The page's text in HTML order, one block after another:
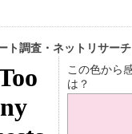
ト調査・ネットリサーチ